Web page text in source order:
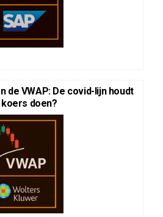
de VWAP: De covid-lijn houdt
koers doen?